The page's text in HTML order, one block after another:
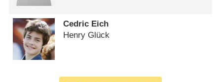
Cedric Eich
Henry Glück